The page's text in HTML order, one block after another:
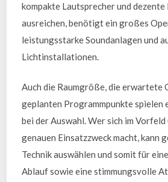
kompakte Lautsprecher und
ausreichen, benötigt ein großes
leistungsstarke Soundanlagen und
Lichtinstallationen.
Auch die Raumgröße, die erwartete
geplanten Programmpunkte spielen
bei der Auswahl. Wer sich im Vorfeld
genauen Einsatzzweck macht, kann
Technik auswählen und somit für
Ablauf sowie eine stimmungsvolle